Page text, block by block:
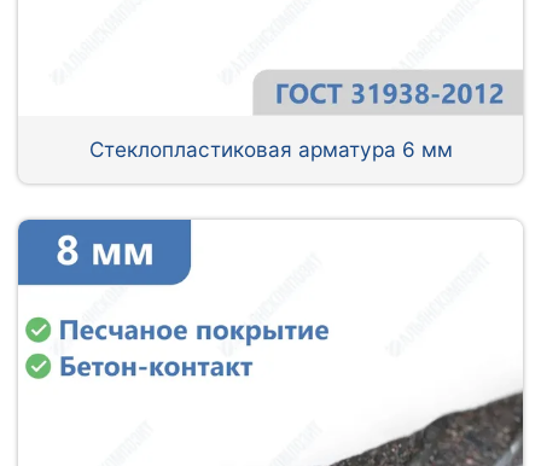
Стеклопластиковая арматура 6 мм